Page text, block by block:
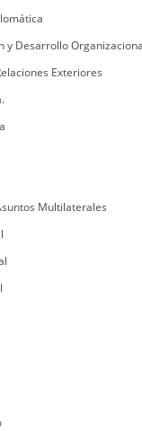
y Desarrollo
Exteriores
Multilaterales